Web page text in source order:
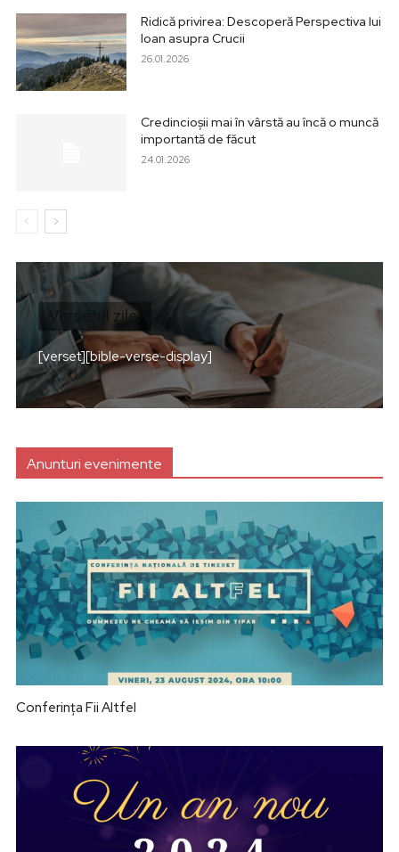
Ridică privirea: Descoperă Perspectiva lui
Ioan asupra Crucii
26.01.2026
Credincioșii mai în vârstă au încă o muncă
importantă de făcut
24.01.2026
Versetul zilei
[verset][bible-verse-display]
Anunturi evenimente
Conferința Fii Altfel